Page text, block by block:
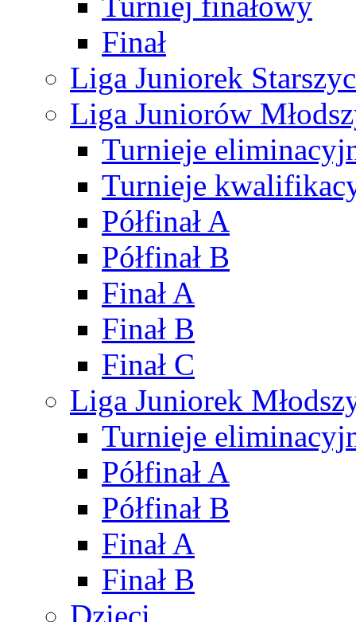
Finał
Liga Juniorek
Liga Juniorów
Turnieje
Turnieje
Półfinał A
Półfinał B
Finał A
Finał B
Finał C
Liga Juniorek
Turnieje
Półfinał A
Półfinał B
Finał A
Finał B
Dzieci